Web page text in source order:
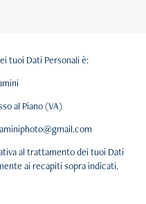
tuoi Dati Personali è:
al Piano (VA)
al trattamento dei tuoi Dati
ai recapiti sopra indicati.